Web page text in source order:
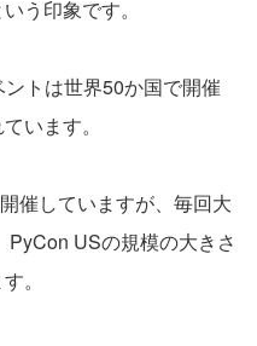
う印象です。
トは世界50か国で開催
います。
催していますが、毎回大
USの規模の大きさ
。